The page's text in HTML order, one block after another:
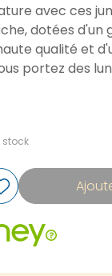
avec ces
dotées d'un
qualité et
portez des
stock